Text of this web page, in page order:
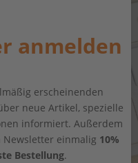
anmelden
erscheinenden
neue Artikel, spezielle
informiert. Außerdem
einmalig 10%
Bestellung.